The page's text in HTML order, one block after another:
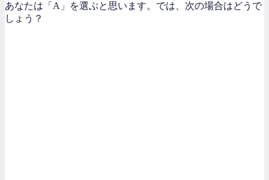
あなたは「A」を選ぶと思います。では、次の場合はどうで
しょう？